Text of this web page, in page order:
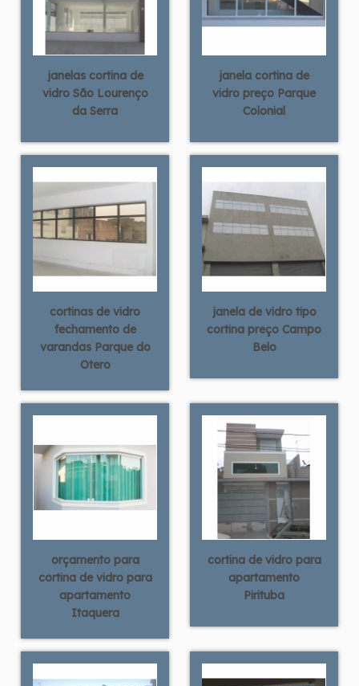
janelas cortina de
vidro São Lourenço
da Serra
janela cortina de
vidro preço Parque
Colonial
cortinas de vidro
fechamento de
varandas Parque do
Otero
janela de vidro tipo
cortina preço Campo
Belo
orçamento para
cortina de vidro para
apartamento
Itaquera
cortina de vidro para
apartamento
Pirituba